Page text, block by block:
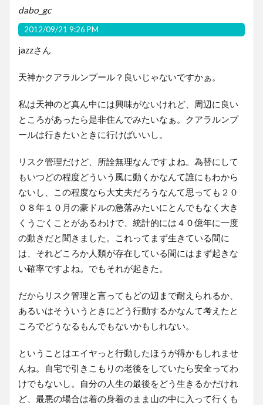
dabo_gc
2012/09/21 9:26 PM
jazzさん
天神かクアラルンプール？良いじゃないですかぁ。
私は天神のど真ん中には興味がないけれど、周辺に良い
ところがあったら是非住んでみたいなぁ。クアラルンプ
ールは行きたいときに行けばいいし。
リスク管理だけど、所詮無理なんですよね。為替にして
もいつどの程度どういう風に動くかなんて誰にもわから
ないし、この程度なら大丈夫だろうなんて思っても２０
０８年１０月の豪ドルの急落みたいにとんでもなく大き
くうごくことがあるわけで、統計的には４０億年に一度
の動きだと聞きました。これってまず生きている間に
は、それどころか人類が存在している間にはまず起きな
い確率ですよね。でもそれが起きた。
だからリスク管理と言ってもどの辺まで耐えられるか、
あるいはそういうときにどう行動するかなんて考えたと
ころでどうなるもんでもないかもしれない。
ということはエイヤっと行動したほうが得かもしれませ
んね。自宅で引きこもりの老後をしていたら安全ってわ
けでもないし。自分の人生の最後をどう生きるかだけれ
ど、最悪の場合は着の身着のまま山の中に入って行くも